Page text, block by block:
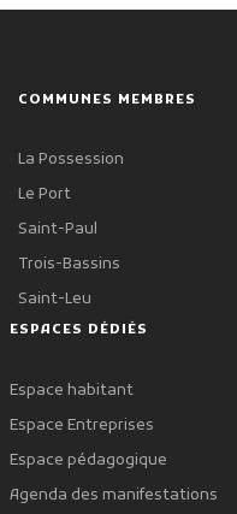
COMMUNES MEMBRES
La Possession
Le Port
Saint-Paul
Trois-Bassins
Saint-Leu
ESPACES DÉDIÉS
Espace habitant
Espace Entreprises
Espace pédagogique
Agenda des manifestations